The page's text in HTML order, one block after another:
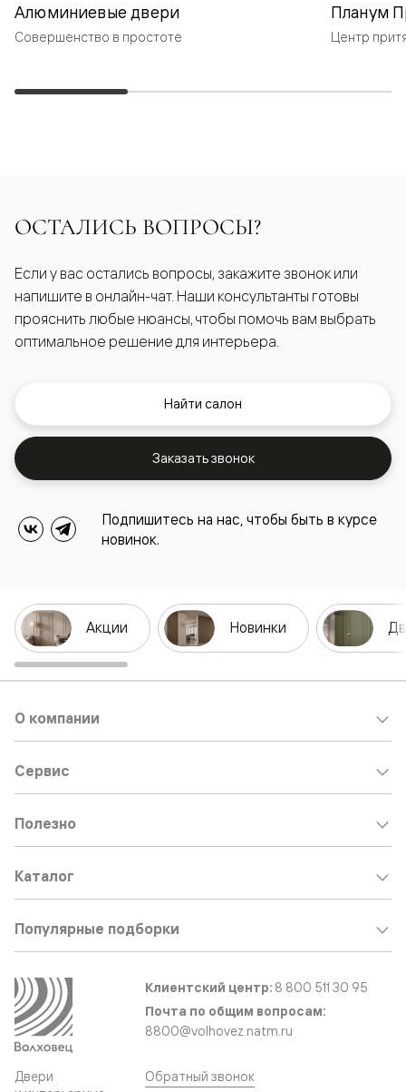
Алюминиевые двери
Совершенство в простоте
Планум
Центр
ОСТАЛИСЬ ВОПРОСЫ?
Если у вас остались вопросы, закажите звонок или
напишите в онлайн-чат. Наши консультанты готовы
прояснить любые нюансы, чтобы помочь вам выбрать
оптимальное решение для интерьера.
Найти салон
Заказать звонок
Подпишитесь на нас, чтобы быть в курсе
новинок.
Акции Новинки
Двери
О компании
Сервис
Полезно
Каталог
Популярные подборки
Клиентский центр: 8 800 511 30 95
Почта по общим вопросам:
8800@volhovez.natm.ru
Обратный звонок